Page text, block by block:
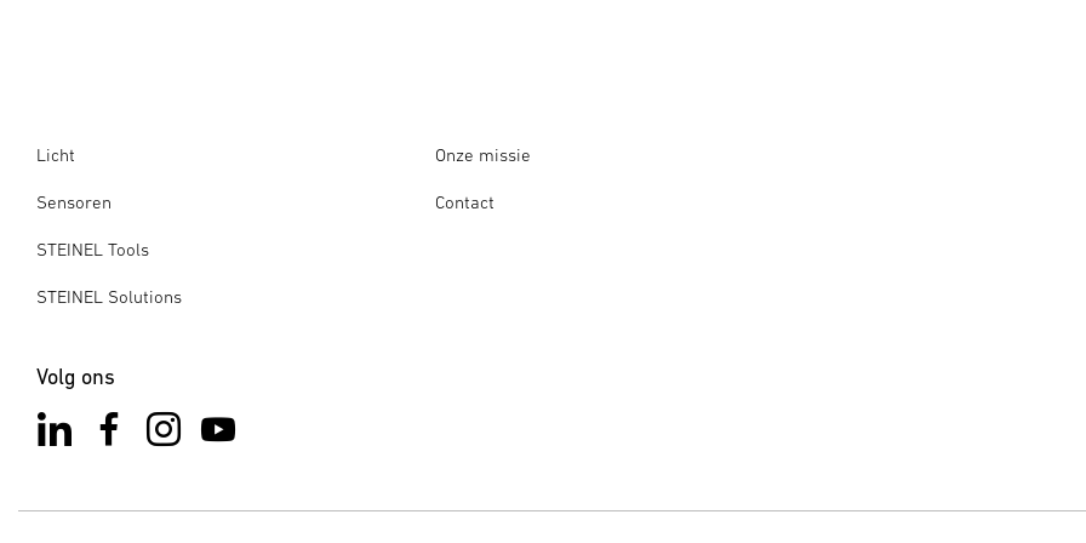
Licht
Sensoren
STEINEL Tools
STEINEL Solutions
Onze missie
Contact
Volg ons